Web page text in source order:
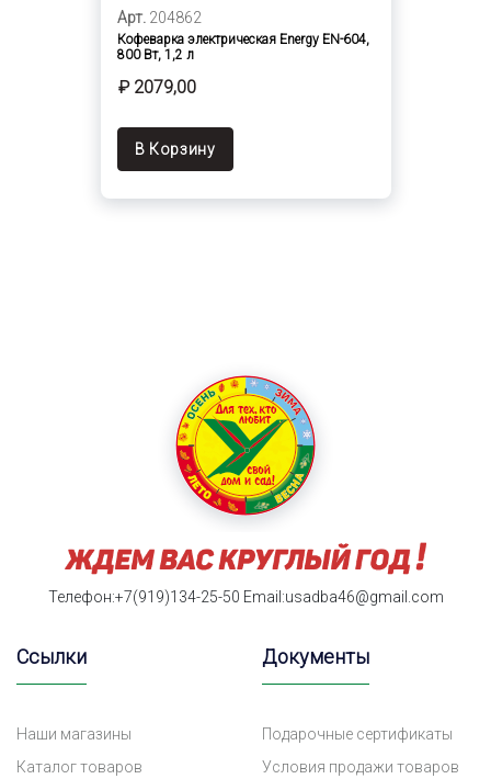
Арт. 204862
Кофеварка электрическая Energy EN-604,
800 Вт, 1,2 л
₽ 2079,00
В Корзину
Телефон:+7(919)134-25-50 Email:usadba46@gmail.com
Ссылки
Наши магазины
Каталог товаров
Документы
Подарочные сертификаты
Условия продажи товаров